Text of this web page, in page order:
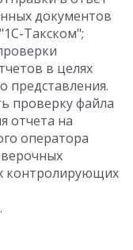
документов
Такском";
в целях
представления.
проверку файла
отчета на
оператора
контролирующих